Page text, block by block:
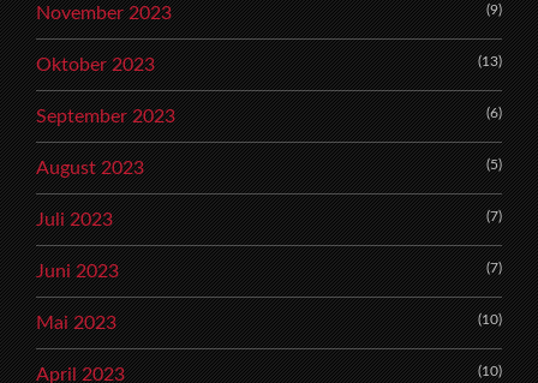
November 2023 (9)
Oktober 2023 (13)
September 2023 (6)
August 2023 (5)
Juli 2023 (7)
Juni 2023 (7)
Mai 2023 (10)
April 2023 (10)